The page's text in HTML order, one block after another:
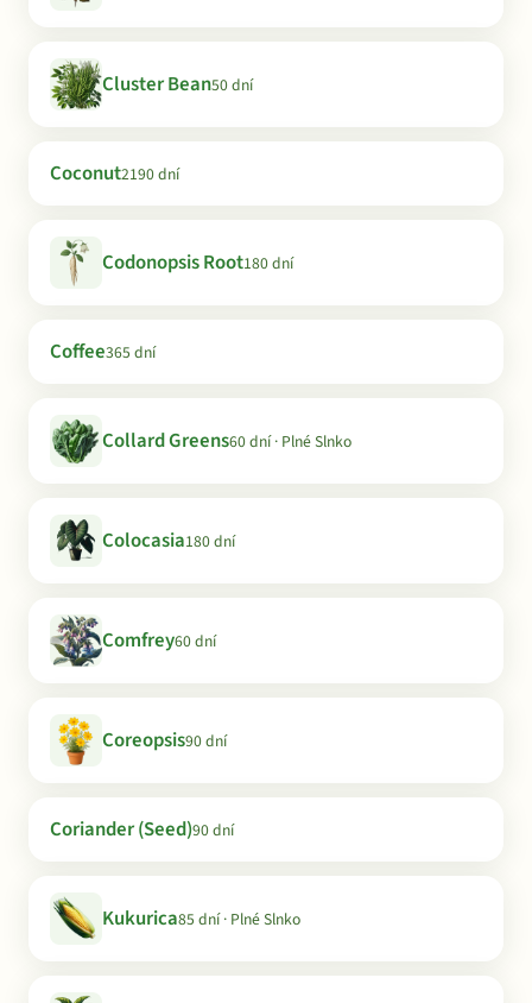
Cluster Bean50 dní
Coconut2190 dní
Codonopsis Root180 dní
Coffee365 dní
Collard Greens60 dní · Plné Slnko
Colocasia180 dní
Comfrey60 dní
Coreopsis90 dní
Coriander (Seed)90 dní
Kukurica85 dní · Plné Slnko